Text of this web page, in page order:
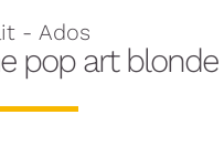
- Ados
pop art blonde